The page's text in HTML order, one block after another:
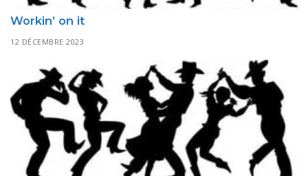
Workin’ on it
12 DÉCEMBRE 2023